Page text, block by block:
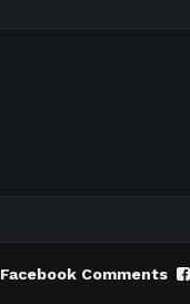
Facebook Comments